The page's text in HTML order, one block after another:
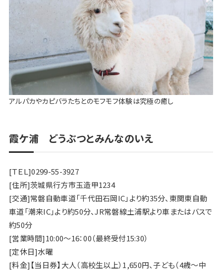
アルパカやカピバラたちとのモフモフ体験は究極の癒し
霞ケ浦 どうぶつとみんなのいえ
[ＴＥＬ]0299-55-3927
[住所]茨城県行方市玉造甲1234
[交通]常磐自動車道「千代田石岡IC」より約35分、東関東自動
車道「潮来IC」より約50分、JR常磐線土浦駅より車またはバスで
約50分
[営業時間]10:00～16：00（最終受付15:30）
[定休日]水曜
[料金]【当日券】大人（高校生以上）1,650円、子ども（4歳～中